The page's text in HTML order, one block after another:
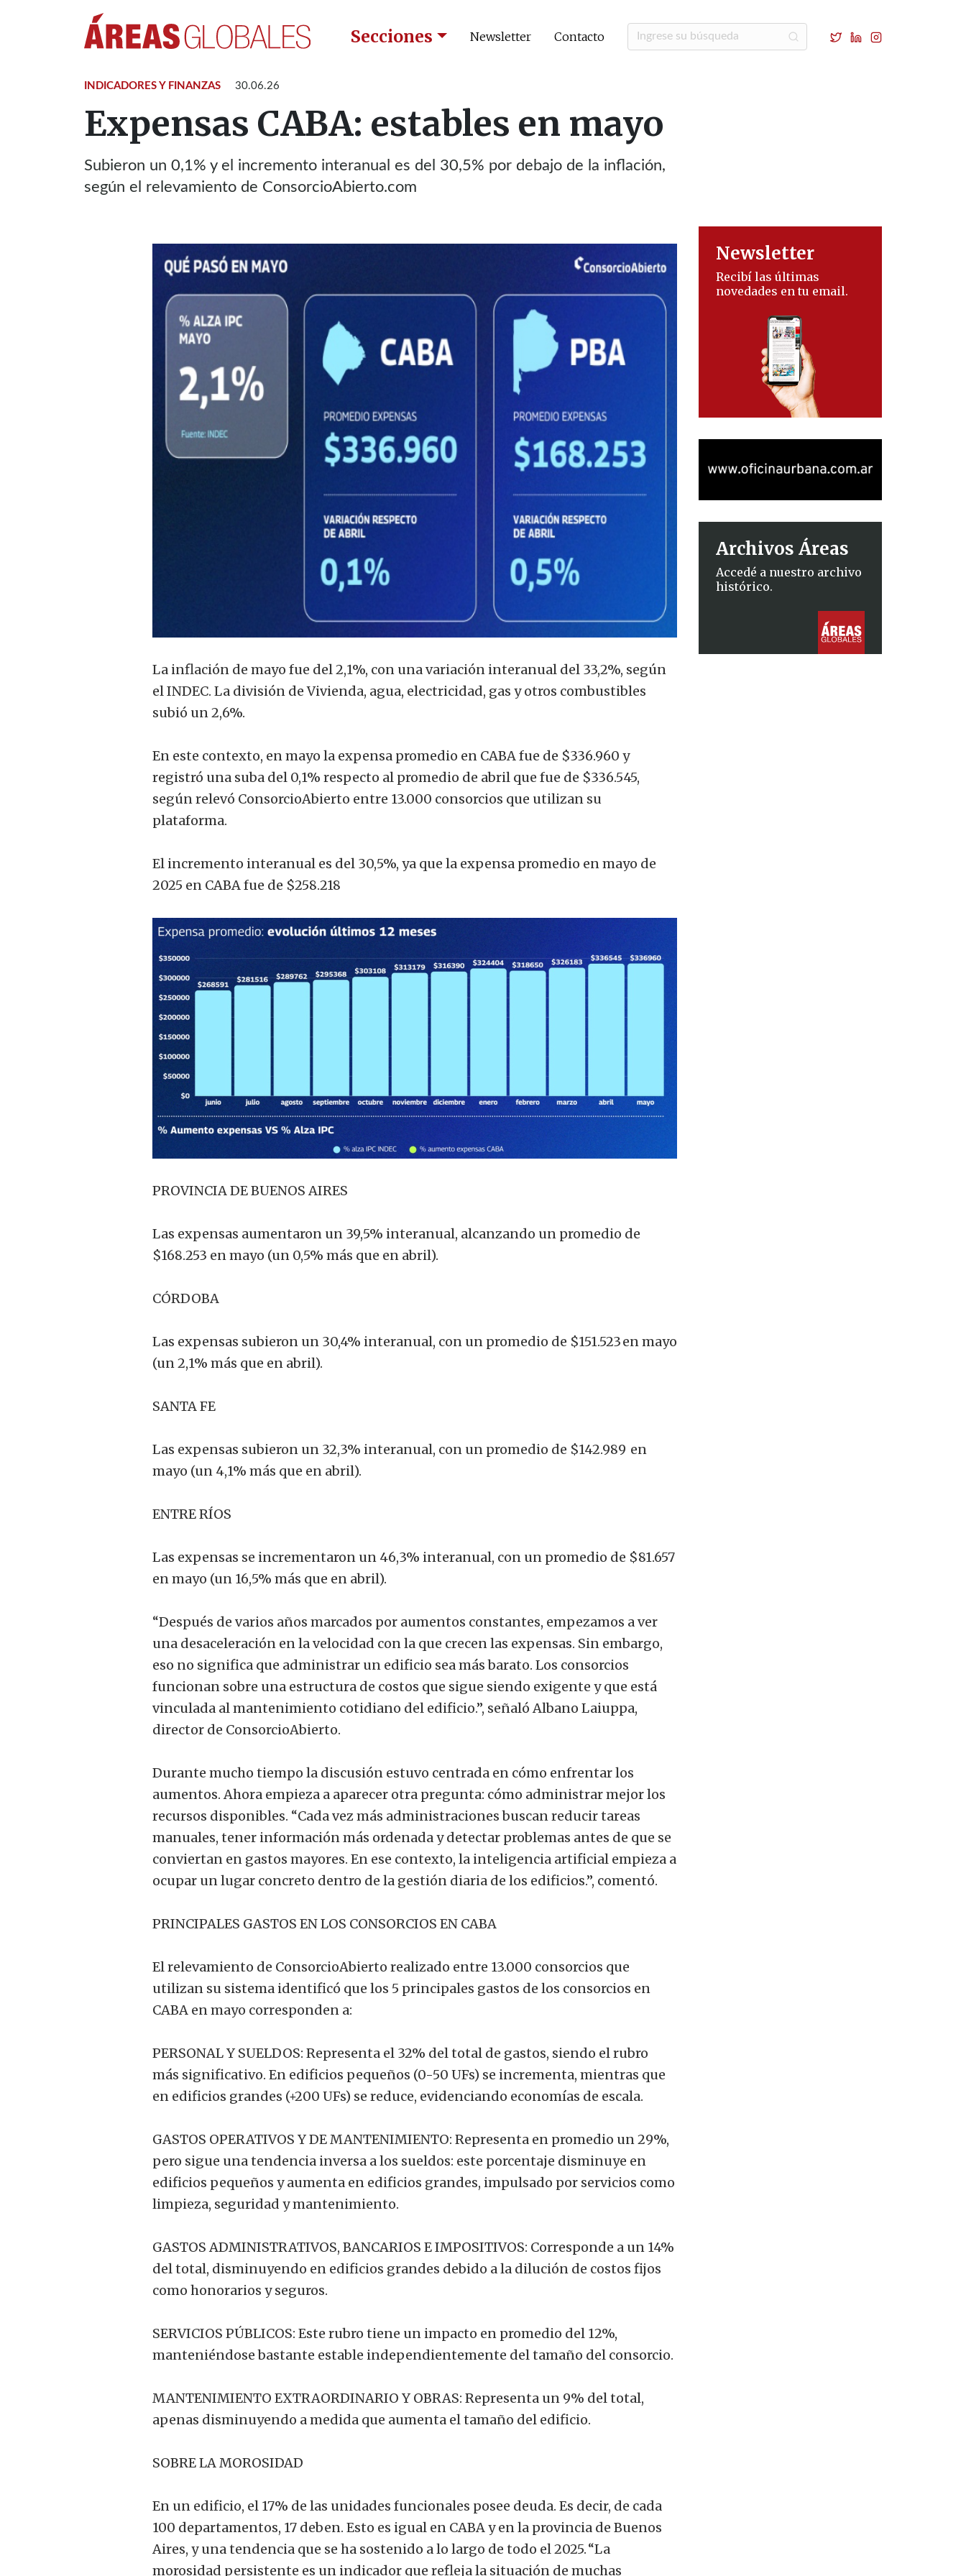
Secciones Newsletter Contacto
INDICADORES Y FINANZAS 30.06.26
Expensas CABA: estables en mayo
Subieron un 0,1% y el incremento interanual es del 30,5% por debajo de la inflación,
según el relevamiento de ConsorcioAbierto.com
La inflación de mayo fue del 2,1%, con una variación interanual del 33,2%, según
el INDEC. La división de Vivienda, agua, electricidad, gas y otros combustibles
subió un 2,6%.
En este contexto, en mayo la expensa promedio en CABA fue de $336.960 y
registró una suba del 0,1% respecto al promedio de abril que fue de $336.545,
según relevó ConsorcioAbierto entre 13.000 consorcios que utilizan su
plataforma.
El incremento interanual es del 30,5%, ya que la expensa promedio en mayo de
2025 en CABA fue de $258.218
PROVINCIA DE BUENOS AIRES
Las expensas aumentaron un 39,5% interanual, alcanzando un promedio de
$168.253 en mayo (un 0,5% más que en abril).
CÓRDOBA
Las expensas subieron un 30,4% interanual, con un promedio de $151.523 en mayo
(un 2,1% más que en abril).
SANTA FE
Las expensas subieron un 32,3% interanual, con un promedio de $142.989 en
mayo (un 4,1% más que en abril).
ENTRE RÍOS
Las expensas se incrementaron un 46,3% interanual, con un promedio de $81.657
en mayo (un 16,5% más que en abril).
“Después de varios años marcados por aumentos constantes, empezamos a ver
una desaceleración en la velocidad con la que crecen las expensas. Sin embargo,
eso no significa que administrar un edificio sea más barato. Los consorcios
funcionan sobre una estructura de costos que sigue siendo exigente y que está
vinculada al mantenimiento cotidiano del edificio.”, señaló Albano Laiuppa,
director de ConsorcioAbierto.
Durante mucho tiempo la discusión estuvo centrada en cómo enfrentar los
aumentos. Ahora empieza a aparecer otra pregunta: cómo administrar mejor los
recursos disponibles. “Cada vez más administraciones buscan reducir tareas
manuales, tener información más ordenada y detectar problemas antes de que se
conviertan en gastos mayores. En ese contexto, la inteligencia artificial empieza a
ocupar un lugar concreto dentro de la gestión diaria de los edificios.”, comentó.
PRINCIPALES GASTOS EN LOS CONSORCIOS EN CABA
El relevamiento de ConsorcioAbierto realizado entre 13.000 consorcios que
utilizan su sistema identificó que los 5 principales gastos de los consorcios en
CABA en mayo corresponden a:
PERSONAL Y SUELDOS: Representa el 32% del total de gastos, siendo el rubro
más significativo. En edificios pequeños (0-50 UFs) se incrementa, mientras que
en edificios grandes (+200 UFs) se reduce, evidenciando economías de escala.
GASTOS OPERATIVOS Y DE MANTENIMIENTO: Representa en promedio un 29%,
pero sigue una tendencia inversa a los sueldos: este porcentaje disminuye en
edificios pequeños y aumenta en edificios grandes, impulsado por servicios como
limpieza, seguridad y mantenimiento.
GASTOS ADMINISTRATIVOS, BANCARIOS E IMPOSITIVOS: Corresponde a un 14%
del total, disminuyendo en edificios grandes debido a la dilución de costos fijos
como honorarios y seguros.
SERVICIOS PÚBLICOS: Este rubro tiene un impacto en promedio del 12%,
manteniéndose bastante estable independientemente del tamaño del consorcio.
MANTENIMIENTO EXTRAORDINARIO Y OBRAS: Representa un 9% del total,
apenas disminuyendo a medida que aumenta el tamaño del edificio.
SOBRE LA MOROSIDAD
En un edificio, el 17% de las unidades funcionales posee deuda. Es decir, de cada
100 departamentos, 17 deben. Esto es igual en CABA y en la provincia de Buenos
Aires, y una tendencia que se ha sostenido a lo largo de todo el 2025. “La
morosidad persistente es un indicador que refleja la situación de muchas
Newsletter
Recibí las últimas
novedades en tu email.
Archivos Áreas
Accedé a nuestro archivo
histórico.